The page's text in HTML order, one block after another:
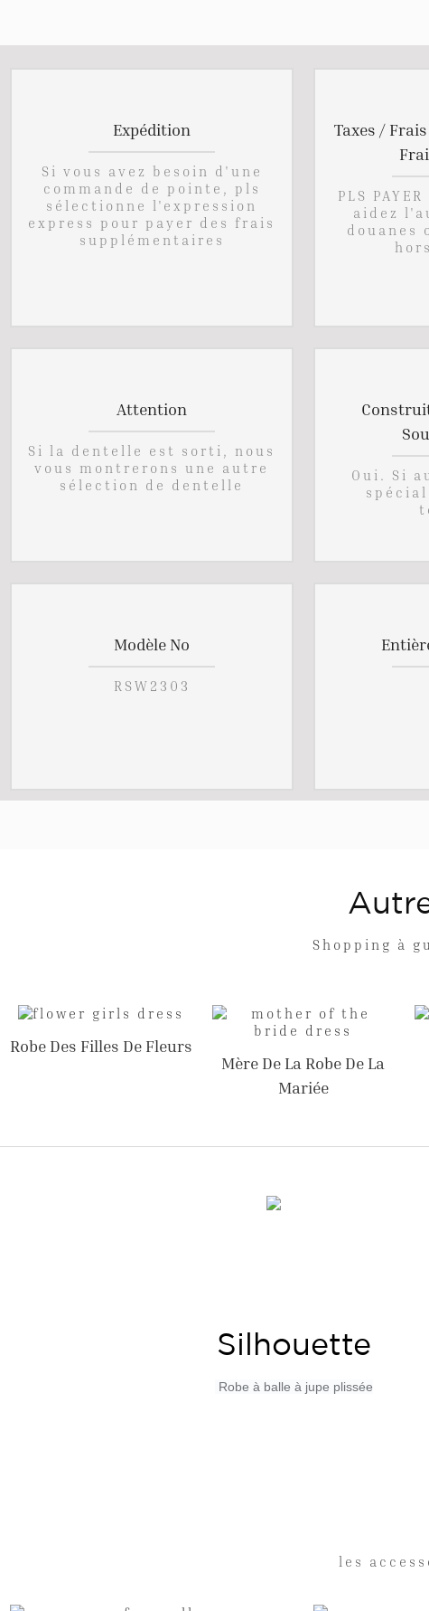
Expédition
Si vous avez besoin d'une
commande de pointe, pls
sélectionne l'expression
express pour payer des frais
supplémentaires
Taxes /
PLS
aidez
douanes
Attention
Si la dentelle est sorti, nous
vous montrerons une autre
sélection de dentelle
Oui. Si
Modèle No
RSW2303
Shopping à
Robe Des Filles De Fleurs
Mère De La Robe De La
Mariée
Silhouette
Robe à balle à jupe plissée
les